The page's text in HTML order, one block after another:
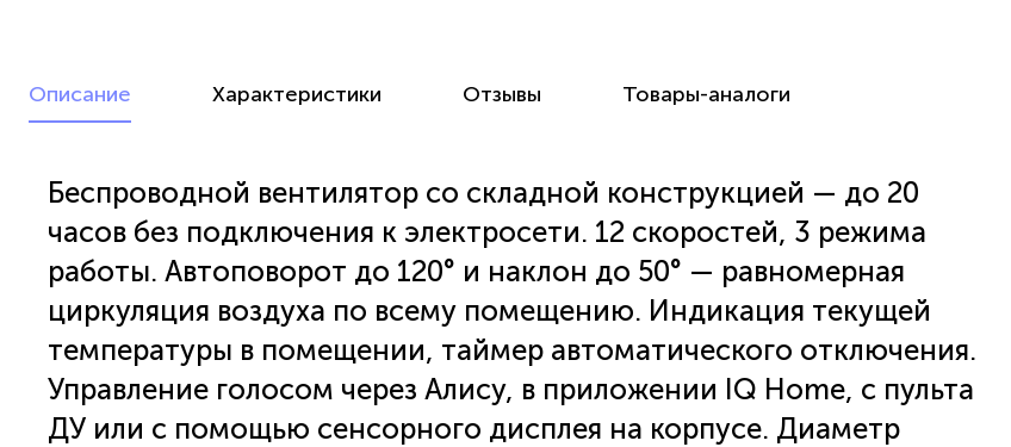
Описание Характеристики Отзывы Товары-аналоги
Беспроводной вентилятор со складной конструкцией — до 20
часов без подключения к электросети. 12 скоростей, 3 режима
работы. Автоповорот до 120° и наклон до 50° — равномерная
циркуляция воздуха по всему помещению. Индикация текущей
температуры в помещении, таймер автоматического отключения.
Управление голосом через Алису, в приложении IQ Home, с пульта
ДУ или с помощью сенсорного дисплея на корпусе. Диаметр